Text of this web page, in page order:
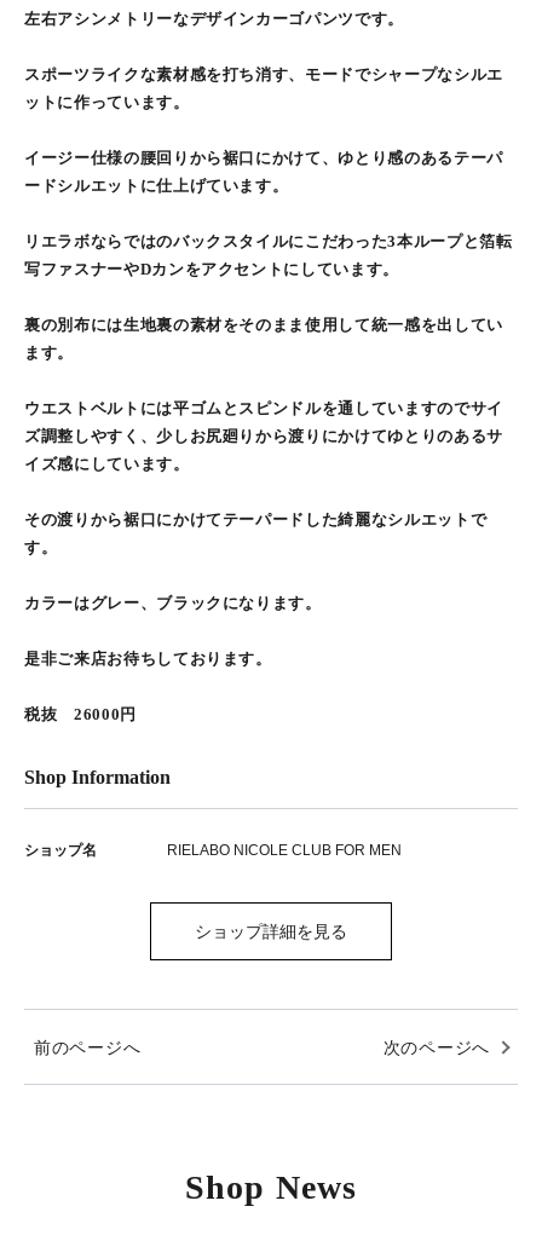
左右アシンメトリーなデザインカーゴパンツです。
スポーツライクな素材感を打ち消す、モードでシャープなシルエ
ットに作っています。
イージー仕様の腰回りから裾口にかけて、ゆとり感のあるテーパ
ードシルエットに仕上げています。
リエラボならではのバックスタイルにこだわった3本ループと箔転
写ファスナーやDカンをアクセントにしています。
裏の別布には生地裏の素材をそのまま使用して統一感を出してい
ます。
ウエストベルトには平ゴムとスピンドルを通していますのでサイ
ズ調整しやすく、少しお尻廻りから渡りにかけてゆとりのあるサ
イズ感にしています。
その渡りから裾口にかけてテーパードした綺麗なシルエットで
す。
カラーはグレー、ブラックになります。
是非ご来店お待ちしております。
税抜 26000円
Shop Information
ショップ名 RIELABO NICOLE CLUB FOR MEN
ショップ詳細を見る
前のページへ 次のページへ
Shop News